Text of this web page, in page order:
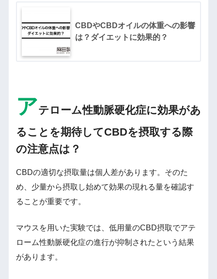
CBDやCBDオイルの体重への影響
は？ダイエットに効果的？
アテローム性動脈硬化症に効果があ
ることを期待してCBDを摂取する際
の注意点は？
CBDの適切な摂取量は個人差があります。そのた
め、少量から摂取し始めて効果の現れる量を確認す
ることが重要です。
マウスを用いた実験では、低用量のCBD摂取でアテ
ローム性動脈硬化症の進行が抑制されたという結果
があります。